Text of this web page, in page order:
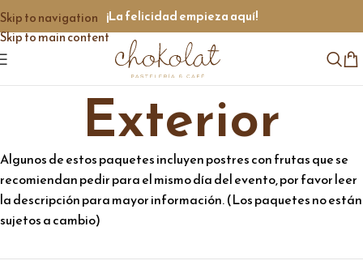
Skip to navigation
Skip to main content
¡La felicidad empieza aquí!
Exterior
Algunos de estos paquetes incluyen postres con frutas que se
recomiendan pedir para el mismo día del evento, por favor leer
la descripción para mayor información. (Los paquetes no están
sujetos a cambio)